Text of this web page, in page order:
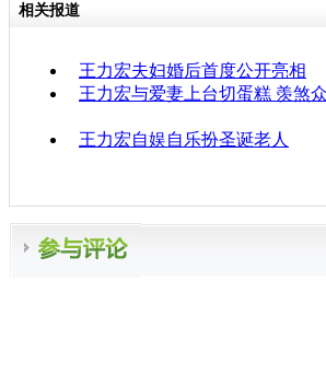
相关报道
王力宏夫妇婚后首度公开亮相
王力宏与爱妻上台切蛋糕 羡煞
王力宏自娱自乐扮圣诞老人